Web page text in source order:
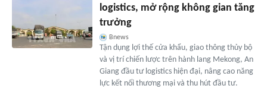
logistics, mở rộng không gian tăng
trưởng
Bnews
Tận dụng lợi thế cửa khẩu, giao thông thủy bộ
và vị trí chiến lược trên hành lang Mekong, An
Giang đầu tư logistics hiện đại, nâng cao năng
lực kết nối thương mại và thu hút đầu tư.